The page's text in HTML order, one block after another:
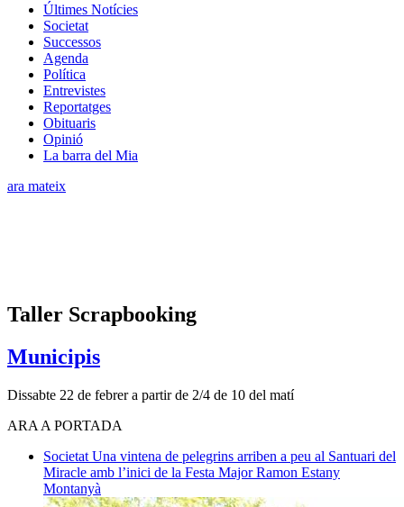
Últimes Notícies
Societat
Successos
Agenda
Política
Entrevistes
Reportatges
Obituaris
Opinió
La barra del Mia
ara mateix
Taller Scrapbooking
Municipis
Dissabte 22 de febrer a partir de 2/4 de 10 del matí
ARA A PORTADA
Societat Una vintena de pelegrins arriben a peu al Santuari del
Miracle amb l’inici de la Festa MajorRamon Estany
Montanyà